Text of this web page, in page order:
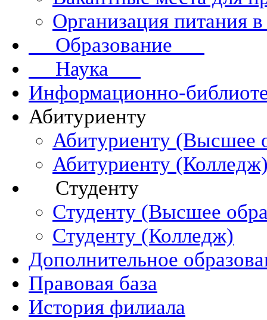
Организация питания
Образование
Наука
Информационно-
Абитуриенту
Абитуриенту (Высшее
Абитуриенту
Студенту
Студенту (Высшее
Студенту (Колледж)
Дополнительное
Правовая база
История филиала